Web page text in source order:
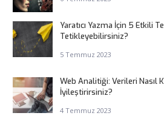
Yaratıcı Yazma İçin 5 Etkili
Tetikleyebilirsiniz?
5 Temmuz 2023
Web Analitiği: Verileri Nasıl
İyileştirirsiniz?
4 Temmuz 2023